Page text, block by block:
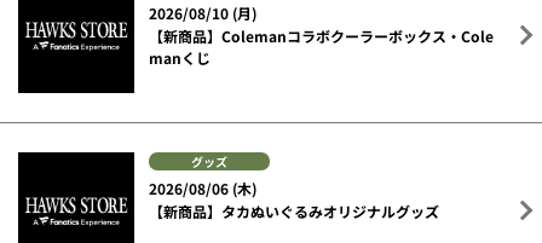
2026/08/10 (月)
【新商品】Colemanコラボクーラーボックス・Cole
manくじ
グッズ
2026/08/06 (木)
【新商品】タカぬいぐるみオリジナルグッズ